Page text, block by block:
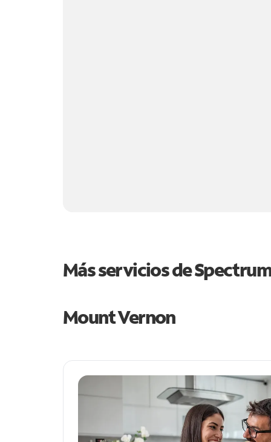
Más servicios de
Mount Vernon